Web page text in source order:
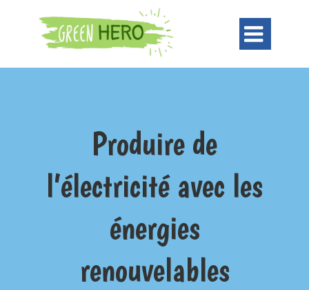

Produire de
l’électricité avec les
énergies
renouvelables